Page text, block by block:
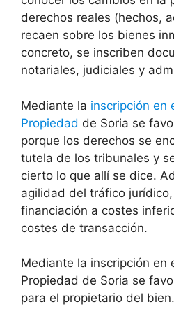
derechos reales (hechos,
recaen sobre los bienes
concreto, se inscriben
notariales, judiciales y
Mediante la inscripción en
Propiedad de Soria se
porque los derechos se
tutela de los tribunales y
cierto lo que allí se dice.
agilidad del tráfico
financiación a costes
costes de transacción.
Mediante la inscripción en
Propiedad de Soria se
para el propietario del bien.